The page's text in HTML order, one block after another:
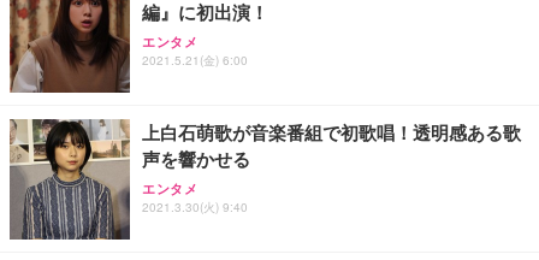
Sezlife オフィスチェア デスクチェア 疲れない テレ
ワーク チェア 強化バックレスト 30度ロッキング機
能 人間工学 椅子 腰サポート 90度跳ね上げ式アーム
務用 おしゃれ パソコンチェア (ブラック)
Sezlife オフィスチェア デスクチェア 疲れない テレ
ワーク チェア 強化バックレスト 30度ロッキング機
能 人間工学 椅子 腰サポート 90度跳ね上げ式アーム
【純正品】27"ゲーミングモニター DualSense 充電
フック付き（CFI-ZDM1J）
【整備済み品】Dell E2724HS 27インチ 液晶モニタ
ー フルHD（1920×1080）VA 非光沢 HDMI/DisplayP
ort/VGA スピーカー内蔵 高さ調整 スイベル VESA対
ネオ・ルーライフ ネオ・オムツ L 中型犬用 26枚入
り 単品
Smart Basic(スマートベーシック) 【Amazon.co.jp
限定】 Smart Basic アイリスオーヤマ ペットシーツ
超厚型 お徳用 ワイド 100枚入 (x 1) (ケース販売)
編』に初出演！
エンタメ
2021.5.21(金) 6:00
上白石萌歌が音楽番組で初歌唱！透明感ある歌
声を響かせる
エンタメ
2021.3.30(火) 9:40